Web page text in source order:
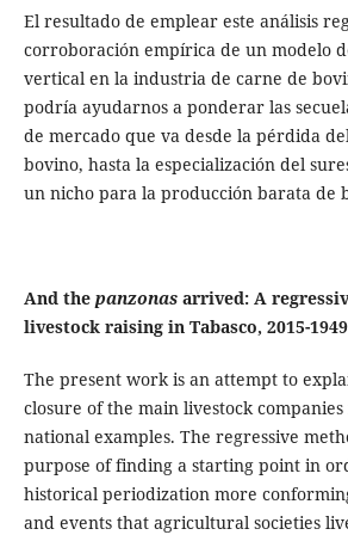
El resultado de emplear este análisis
corroboración empírica de un modelo
vertical en la industria de carne de
podría ayudarnos a ponderar las
de mercado que va desde la pérdida
bovino, hasta la especialización del
un nicho para la producción barata de
And the panzonasarrived: A
livestock raising in Tabasco, 2015-1949
The present work is an attempt to
closure of the main livestock companies
national examples. The regressive
purpose of finding a starting point in
historical periodization more
and events that agricultural societies